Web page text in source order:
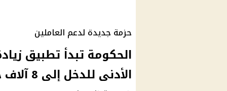
حزمة جديدة لدعم العاملين
الأدنى للدخل إلى 8 آلاف جنيه